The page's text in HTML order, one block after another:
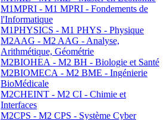
M1MPRI - M1 MPRI - Fondements de
l'Informatique
M1PHYSICS - M1 PHYS - Physique
M2AAG - M2 AAG - Analyse,
Arithmétique, Géométrie
M2BIOHEA - M2 BH - Biologie et Santé
M2BIOMECA - M2 BME - Ingénierie
BioMédicale
M2CHEINT - M2 CI - Chimie et
Interfaces
M2CPS - M2 CPS - Système Cyber